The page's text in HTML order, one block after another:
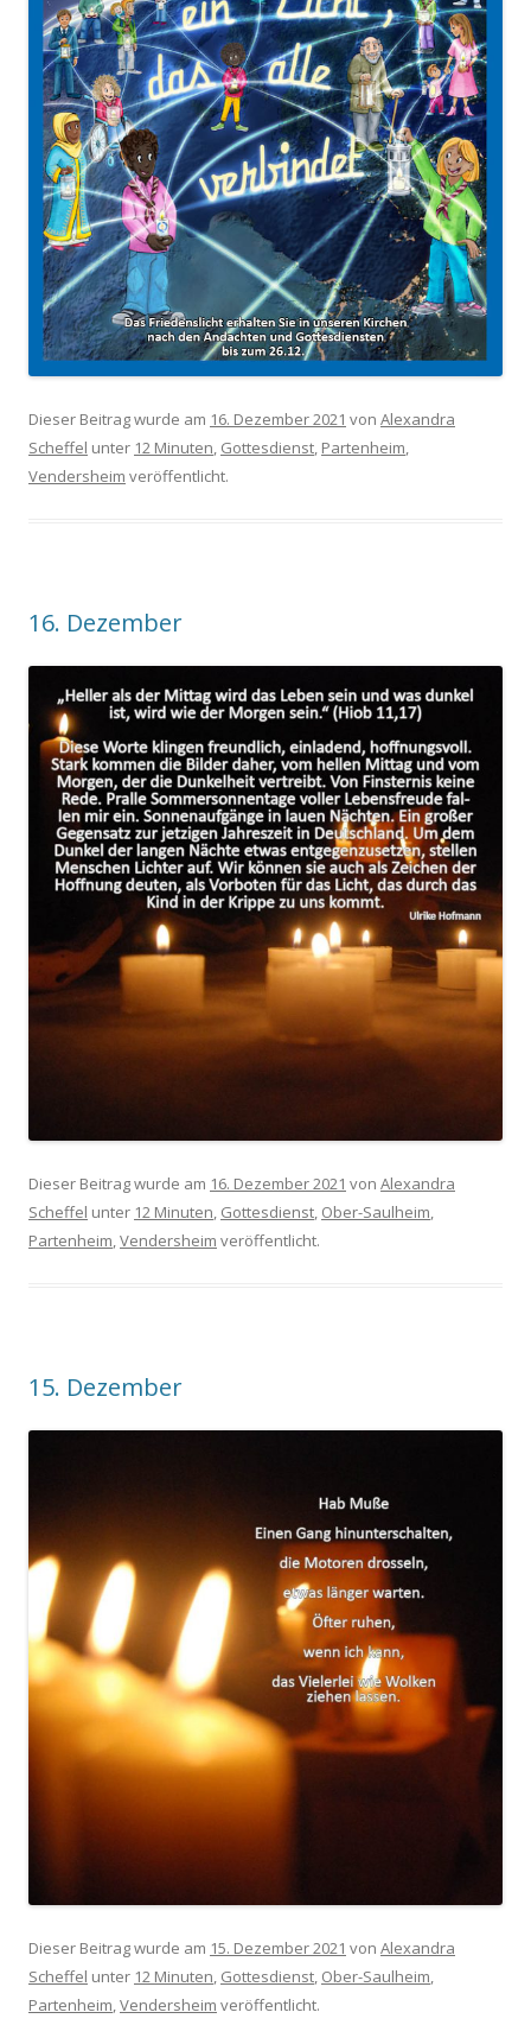
Dieser Beitrag wurde am 16. Dezember 2021 von Alexandra
Scheffel unter 12 Minuten, Gottesdienst, Partenheim,
Vendersheim veröffentlicht.
16. Dezember
Dieser Beitrag wurde am 16. Dezember 2021 von Alexandra
Scheffel unter 12 Minuten, Gottesdienst, Ober-Saulheim,
Partenheim,Vendersheim veröffentlicht.
15. Dezember
Dieser Beitrag wurde am 15. Dezember 2021 von Alexandra
Scheffel unter 12 Minuten, Gottesdienst, Ober-Saulheim,
Partenheim,Vendersheim veröffentlicht.